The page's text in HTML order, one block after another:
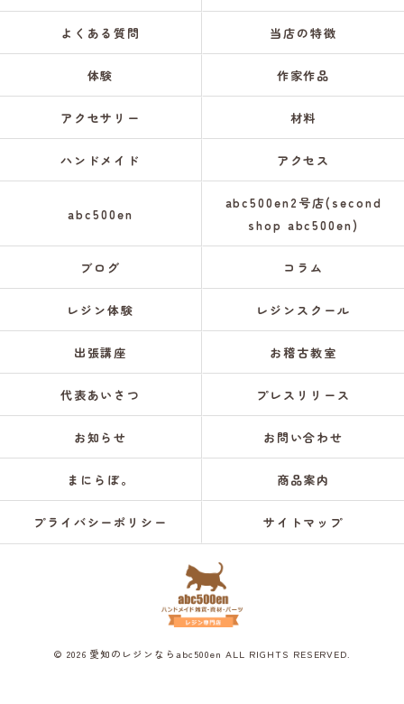
よくある質問 当店の特徴
体験 作家作品
アクセサリー 材料
ハンドメイド アクセス
abc500en
abc500en2号店(second
shop abc500en)
ブログ コラム
レジン体験 レジンスクール
出張講座 お稽古教室
代表あいさつ プレスリリース
お知らせ お問い合わせ
まにらぼ。 商品案内
プライバシーポリシー サイトマップ
© 2026 愛知のレジンならabc500en ALL RIGHTS RESERVED.